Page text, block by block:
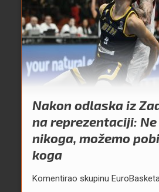
Nakon odlaska iz
na reprezentaciji:
nikoga, možemo
koga
Komentirao skupinu